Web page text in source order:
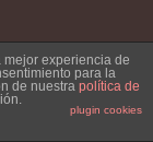
mejor experiencia de
para la
de nuestra política de
plugin cookies